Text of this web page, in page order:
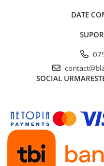
DATE
SOCIAL